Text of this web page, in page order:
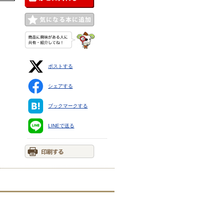
ポストする
シェアする
ブックマークする
LINEで送る